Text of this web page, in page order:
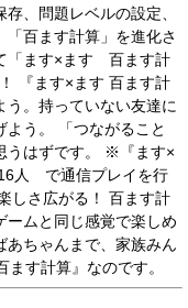
、問題レベルの設定、
百ます計算」を進化さ
「ます×ます 百ます計
『ます×ます 百ます計
。持っていない友達に
う。 「つながること
うはずです。 ※『ます×
人 で通信プレイを行
しさ広がる！ 百ます計
ームと同じ感覚で楽しめ
あちゃんまで、家族みん
す計算』なのです。